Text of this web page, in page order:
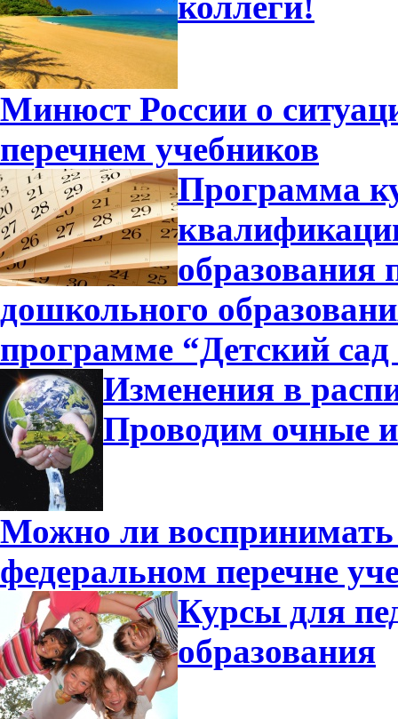
Минюст России о
перечнем учебников
Программа
дошкольного
программе “Детский сад
Изменения в
Проводим очные
Можно ли
федеральном перечне
Курсы для
образования